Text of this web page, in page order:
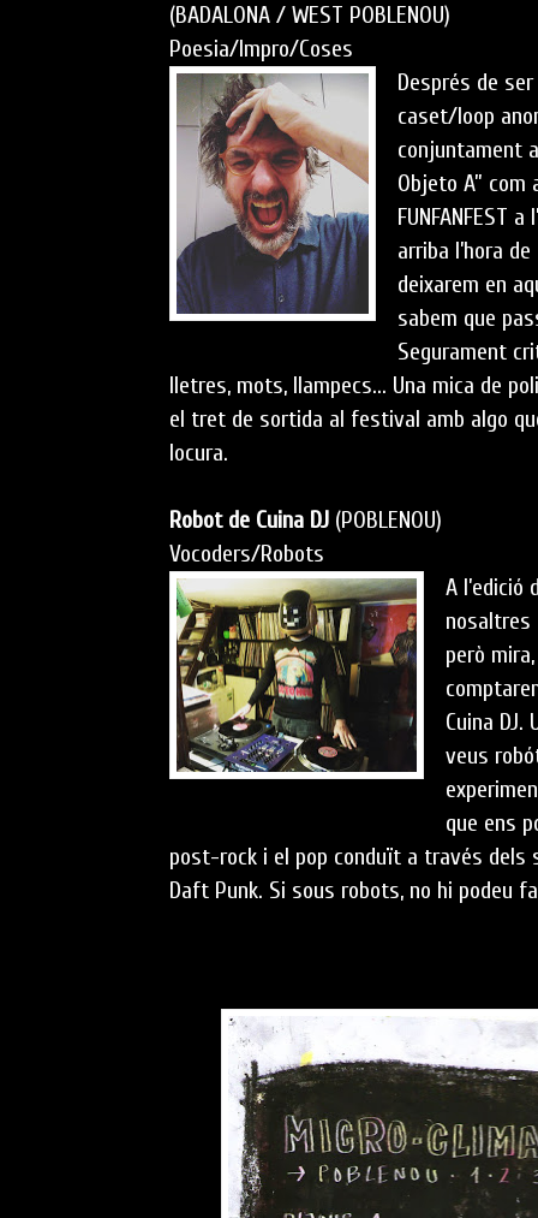
(BADALONA / WEST POBLENOU)
Poesia/Impro/Coses
Després de
caset/loop
conjuntament
Objeto A”
FUNFANFEST
arriba l’hora
deixarem en
sabem que
Segurament
lletres, mots, llampecs... Una mica de
el tret de sortida al festival amb algo
locura.
Robot de Cuina DJ (POBLENOU)
Vocoders/Robots
A l’edició
nosaltres
però
Cuina DJ.
veus
que ens
post-rock i el pop conduït a través dels
Daft Punk. Si sous robots, no hi podeu